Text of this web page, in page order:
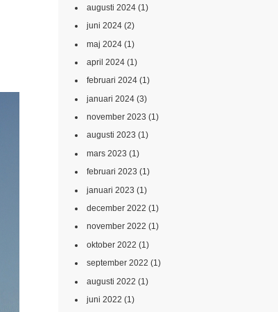
augusti 2024(1)
juni 2024(2)
maj 2024(1)
april 2024(1)
februari 2024(1)
januari 2024(3)
november 2023 (1)
augusti 2023 (1)
mars 2023 (1)
februari 2023 (1)
januari 2023 (1)
december 2022 (1)
november 2022 (1)
oktober 2022 (1)
september 2022 (1)
augusti 2022 (1)
juni 2022 (1)